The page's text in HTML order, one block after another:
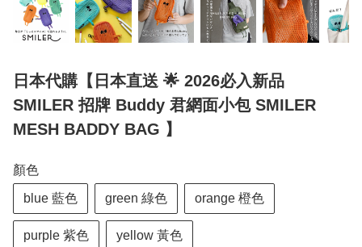
日本代購【日本直送 🌟 2026必入新品
SMILER 招牌 Buddy 君網面小包 SMILER
MESH BADDY BAG 】
顏色
blue 藍色 green 綠色 orange 橙色
purple 紫色 yellow 黃色